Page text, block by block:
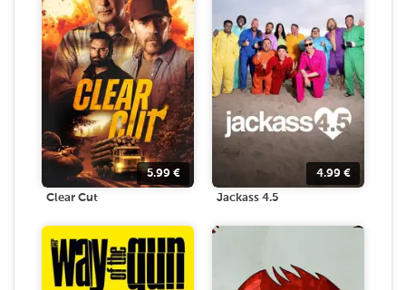
5.99 €
Clear Cut
4.99 €
Jackass 4.5